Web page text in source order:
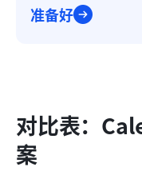
准备好
对比表：
案